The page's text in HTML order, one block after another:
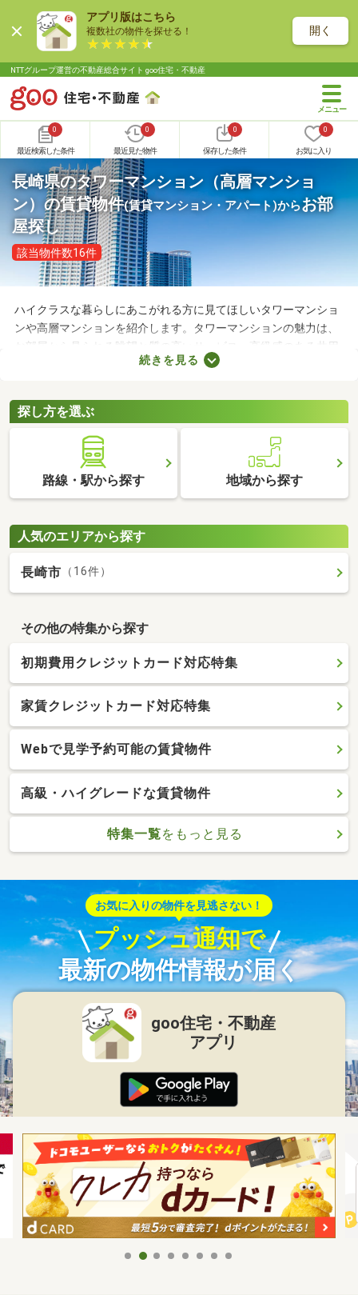
アプリ版はこちら
複数社の物件を探せる！ 開く
NTTグループ運営の不動産総合サイト goo住宅・不動産
0
最近検索した条件
0
最近見た物件
0
保存した条件
0
お気に入り
長崎県のタワーマンション（高層マンショ
ン）の賃貸物件(賃貸マンション・アパート)からお部
屋探し
該当物件数16件
ハイクラスな暮らしにあこがれる方に見てほしいタワーマンショ
ンや高層マンションを紹介します。タワーマンションの魅力は、
お部屋から見られる眺望と質の高いサービス。高級感のある共用
スペースやコンシェルジュサービスが付属しているので、豊かな
ョンから、気に入る物件を見つけてくださいね。
続きを見る
探し方を選ぶ
路線・駅から探す 地域から探す
人気のエリアから探す
長崎市 （16件）
その他の特集から探す
初期費用クレジットカード対応特集
家賃クレジットカード対応特集
Webで見学予約可能の賃貸物件
高級・ハイグレードな賃貸物件
特集一覧をもっと見る
お気に入りの物件を見逃さない！
プッシュ通知で
最新の物件情報が届く
goo住宅・不動産
アプリ